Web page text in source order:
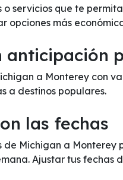
o servicios que te
opciones más
anticipación
a Monterey con
a destinos populares.
las fechas
de Michigan a
Ajustar tus